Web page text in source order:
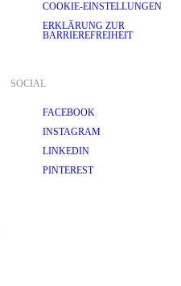
COOKIE-EINSTELLUNGEN
ERKLÄRUNG ZUR
BARRIEREFREIHEIT
SOCIAL
FACEBOOK
INSTAGRAM
LINKEDIN
PINTEREST